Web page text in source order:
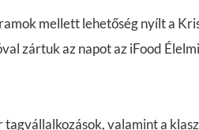
mellett lehetőség nyílt a
zártuk az napot az iFood
tagvállalkozások, valamint a